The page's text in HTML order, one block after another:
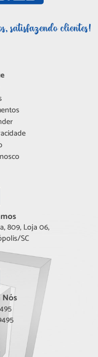
809, Loja 06,
SC